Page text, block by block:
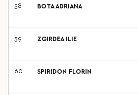
58 BOTA ADRIANA
59 ZGIRDEA ILIE
60 SPIRIDON FLORIN